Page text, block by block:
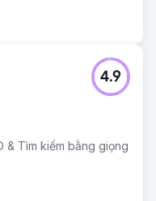
& Tìm kiếm bằng giọng
4.9